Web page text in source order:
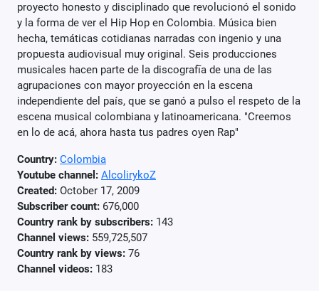
proyecto honesto y disciplinado que revolucionó el sonido
y la forma de ver el Hip Hop en Colombia. Música bien
hecha, temáticas cotidianas narradas con ingenio y una
propuesta audiovisual muy original. Seis producciones
musicales hacen parte de la discografīa de una de las
agrupaciones con mayor proyección en la escena
independiente del país, que se ganó a pulso el respeto de la
escena musical colombiana y latinoamericana. "Creemos
en lo de acá, ahora hasta tus padres oyen Rap"
Country: Colombia
Youtube channel: AlcolirykoZ
Created: October 17, 2009
Subscriber count: 676,000
Country rank by subscribers: 143
Channel views: 559,725,507
Country rank by views: 76
Channel videos: 183